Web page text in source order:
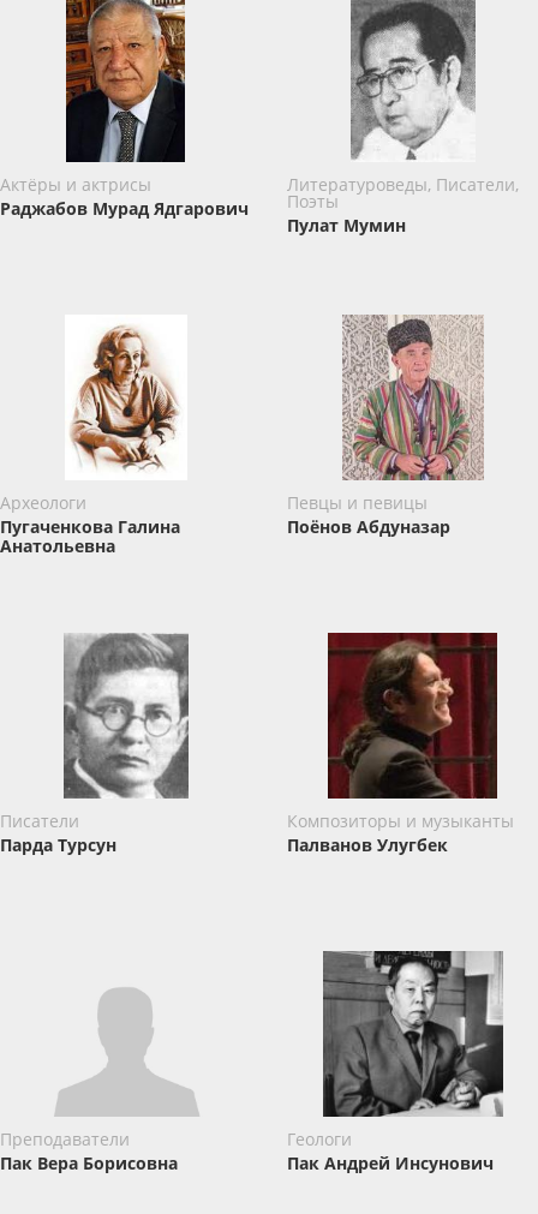
Актёры и актрисы
Раджабов Мурад Ядгарович
Литературоведы, Писатели,
Поэты
Пулат Мумин
Археологи
Пугаченкова Галина
Анатольевна
Певцы и певицы
Поёнов Абдуназар
Писатели
Парда Турсун
Композиторы и музыканты
Палванов Улугбек
Преподаватели
Пак Вера Борисовна
Геологи
Пак Андрей Инсунович